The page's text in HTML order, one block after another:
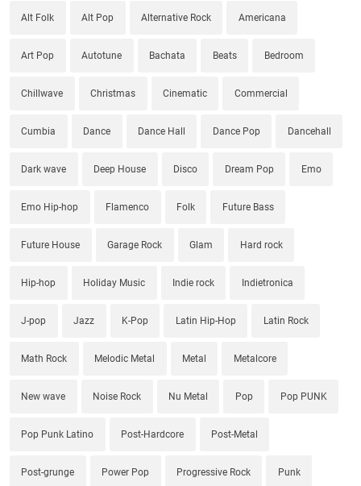
Alt Folk Alt Pop Alternative Rock Americana
Art Pop Autotune Bachata Beats Bedroom
Chillwave Christmas Cinematic Commercial
Cumbia Dance Dance Hall Dance Pop Dancehall
Dark wave Deep House Disco Dream Pop Emo
Emo Hip-hop Flamenco Folk Future Bass
Future House Garage Rock Glam Hard rock
Hip-hop Holiday Music Indie rock Indietronica
J-pop Jazz K-Pop Latin Hip-Hop Latin Rock
Math Rock Melodic Metal Metal Metalcore
New wave Noise Rock Nu Metal Pop Pop PUNK
Pop Punk Latino Post-Hardcore Post-Metal
Post-grunge Power Pop Progressive Rock Punk